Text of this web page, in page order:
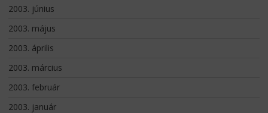
2003. június
2003. május
2003. április
2003. március
2003. február
2003. január